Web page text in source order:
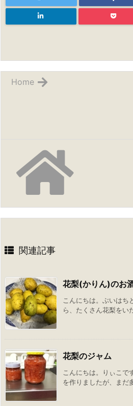
Home
関連記事
花梨(かりん)のお
こんにちは。ぶいはち
ら、たくさん花梨をい
花梨のジャム
こんにちは。りぃこで
を作りましたが、まだ